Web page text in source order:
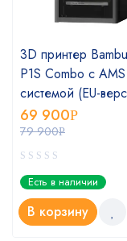
3D принтер
P1S Combo с AMS
системой (EU-
79 900Р
69 900Р
Есть в наличии
В корзину